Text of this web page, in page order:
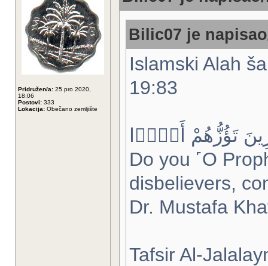
Pridružen/a: 25 pro 2020,
18:06
Postovi: 333
Lokacija: Obečano zemljište
Bilic07 je
Islamski Alah
19:83
تَؤُزُّهُمْ أَزًّۭا
Do you ˹O
disbelievers,
Dr. Mustafa
Tafsir Al-